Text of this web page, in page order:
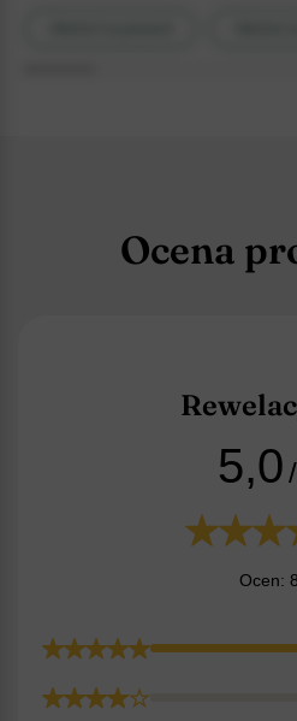
Ocena
5,0
Ocen: 8